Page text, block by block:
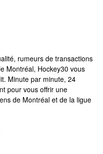
rumeurs de transactions
Montréal, Hockey30 vous
Minute par minute, 24
pour vous offrir une
de Montréal et de la ligue